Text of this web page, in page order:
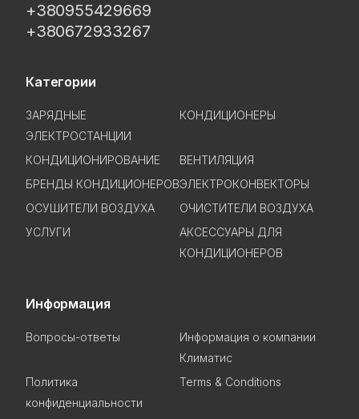
+380955429669
+380672933267
Категории
ЗАРЯДНЫЕ
ЭЛЕКТРОСТАНЦИИ
КОНДИЦИОНЕРЫ
КОНДИЦИОНИРОВАНИЕ
ВЕНТИЛЯЦИЯ
БРЕНДЫ КОНДИЦИОНЕРОВЭЛЕКТРОКОНВЕКТОРЫ
ОСУШИТЕЛИ ВОЗДУХА
ОЧИСТИТЕЛИ ВОЗДУХА
УСЛУГИ
АКСЕССУАРЫ ДЛЯ
КОНДИЦИОНЕРОВ
Информация
Вопросы-ответы
Информация о компании
Климатис
Политика
конфиденциальности
Terms & Conditions